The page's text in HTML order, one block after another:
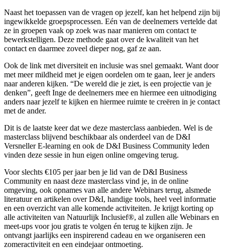
Naast het toepassen van de vragen op jezelf, kan het helpend zijn bij
ingewikkelde groepsprocessen. Eén van de deelnemers vertelde dat
ze in groepen vaak op zoek was naar manieren om contact te
bewerkstelligen. Deze methode gaat over de kwaliteit van het
contact en daarmee zoveel dieper nog, gaf ze aan.
Ook de link met diversiteit en inclusie was snel gemaakt. Want door
met meer mildheid met je eigen oordelen om te gaan, leer je anders
naar anderen kijken. “De wereld die je ziet, is een projectie van je
denken”, geeft Inge de deelnemers mee en hiermee een uitnodiging
anders naar jezelf te kijken en hiermee ruimte te creëren in je contact
met de ander.
Dit is de laatste keer dat we deze masterclass aanbieden. Wel is de
masterclass blijvend beschikbaar als onderdeel van de D&I
Versneller E-learning en ook de D&I Business Community leden
vinden deze sessie in hun eigen online omgeving terug.
Voor slechts €105 per jaar ben je lid van de D&I Business
Community en naast deze masterclass vind je, in de online
omgeving, ook opnames van alle andere Webinars terug, alsmede
literatuur en artikelen over D&I, handige tools, heel veel informatie
en een overzicht van alle komende activiteiten. Je krijgt korting op
alle activiteiten van Natuurlijk Inclusief®, al zullen alle Webinars en
meet-ups voor jou gratis te volgen én terug te kijken zijn. Je
ontvangt jaarlijks een inspirerend cadeau en we organiseren een
zomeractiviteit en een eindejaar ontmoeting.